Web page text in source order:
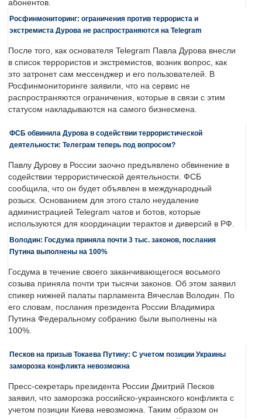
абонентов.
Росфинмониторинг: ограничения против террориста и
экстремиста Дурова не распространяются на Telegram
После того, как основателя Telegram Павла Дурова внесли
в список террористов и экстремистов, возник вопрос, как
это затронет сам мессенджер и его пользователей. В
Росфинмониторинге заявили, что на сервис не
распространяются ограничения, которые в связи с этим
статусом накладываются на самого бизнесмена.
ФСБ обвинила Дурова в содействии террористической
деятельности: Телеграм теперь под вопросом?
Павлу Дурову в России заочно предъявлено обвинение в
содействии террористической деятельности. ФСБ
сообщила, что он будет объявлен в международный
розыск. Основанием для этого стало неудаление
администрацией Telegram чатов и ботов, которые
используются для координации терактов и диверсий в РФ.
Володин: Госдума приняла почти 3 тыс. законов, послания
Путина выполнены на 100%
Госдума в течение своего заканчивающегося восьмого
созыва приняла почти три тысячи законов. Об этом заявил
спикер нижней палаты парламента Вячеслав Володин. По
его словам, послания президента России Владимира
Путина Федеральному собранию были выполнены на
100%.
Песков на призыв Токаева Путину: С учетом позиции Украины
заморозка конфликта невозможна
Пресс-секретарь президента России Дмитрий Песков
заявил, что заморозка российско-украинского конфликта с
учетом позиции Киева невозможна. Таким образом он